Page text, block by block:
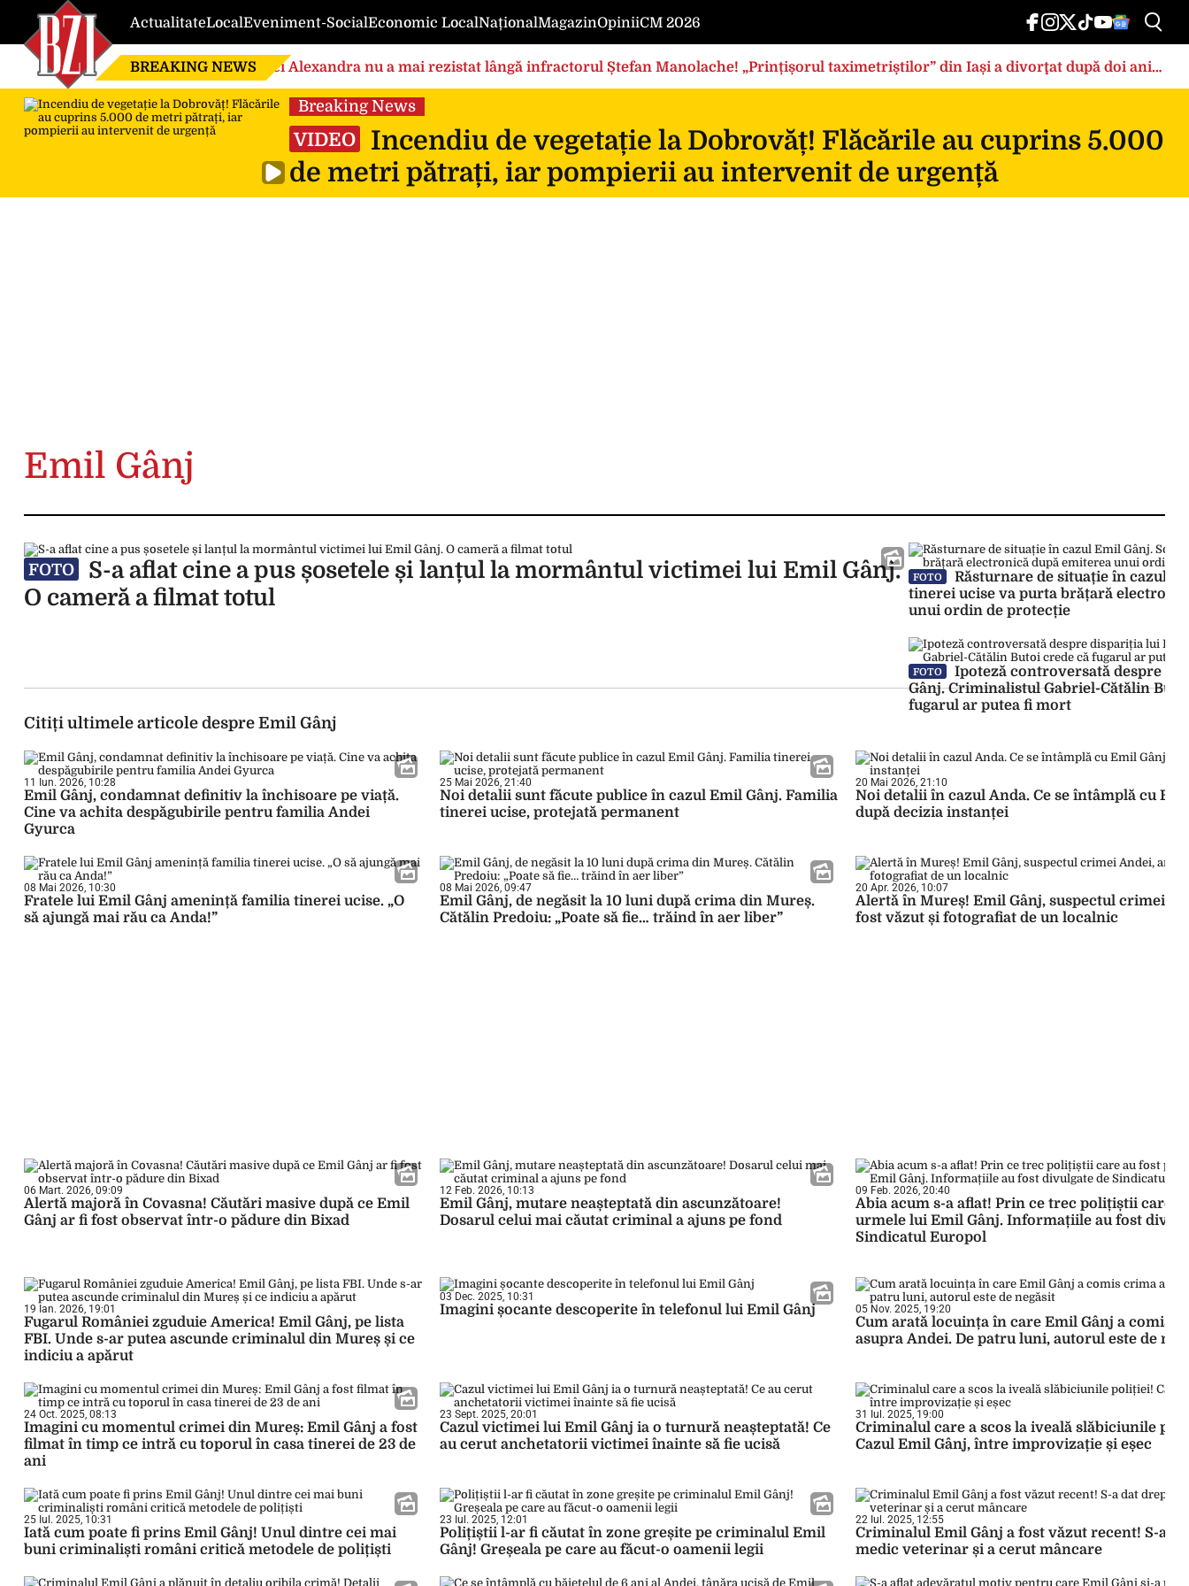
ActualitateLocalEveniment-SocialEconomic LocalNaționalMagazinOpiniiCM 2026
BREAKING NEWS Nici Alexandra nu a mai rezistat lângă infractorul Ștefan Manolache! „Prințișorul taximetriștilor” din Iași a divorţat după doi ani
de căsnicie
Breaking News
VIDEO
Incendiu de vegetație la Dobrovăț! Flăcările au cuprins 5.000
de metri pătrați, iar pompierii au intervenit de urgență
Emil Gânj
FOTO
S-a aflat cine a pus șosetele și lanțul la mormântul victimei lui Emil Gânj.
O cameră a filmat totul
FOTO
Răsturnare de situație în cazul
tinerei ucise va purta brățară
unui ordin de protecție
FOTO
Ipoteză controversată despre
Gânj. Criminalistul Gabriel-Cătălin
fugarul ar putea fi mort
Citiți ultimele articole despre Emil Gânj
11 Iun. 2026, 10:28
Emil Gânj, condamnat definitiv la închisoare pe viață.
Cine va achita despăgubirile pentru familia Andei
Gyurca
25 Mai 2026, 21:40
Noi detalii sunt făcute publice în cazul Emil Gânj. Familia
tinerei ucise, protejată permanent
20 Mai 2026, 21:10
Noi detalii în cazul Anda. Ce se întâmplă cu
după decizia instanței
08 Mai 2026, 10:30
Fratele lui Emil Gânj amenință familia tinerei ucise. „O
să ajungă mai rău ca Anda!”
08 Mai 2026, 09:47
Emil Gânj, de negăsit la 10 luni după crima din Mureș.
Cătălin Predoiu: „Poate să fie… trăind în aer liber”
20 Apr. 2026, 10:07
Alertă în Mureș! Emil Gânj, suspectul crimei
fost văzut și fotografiat de un localnic
06 Mart. 2026, 09:09
Alertă majoră în Covasna! Căutări masive după ce Emil
Gânj ar fi fost observat într-o pădure din Bixad
12 Feb. 2026, 10:13
Emil Gânj, mutare neașteptată din ascunzătoare!
Dosarul celui mai căutat criminal a ajuns pe fond
09 Feb. 2026, 20:40
Abia acum s-a aflat! Prin ce trec polițiștii care
urmele lui Emil Gânj. Informațiile au fost
Sindicatul Europol
19 Ian. 2026, 19:01
Fugarul României zguduie America! Emil Gânj, pe lista
FBI. Unde s-ar putea ascunde criminalul din Mureș și ce
indiciu a apărut
03 Dec. 2025, 10:31
Imagini șocante descoperite în telefonul lui Emil Gânj 05 Nov. 2025, 19:20
Cum arată locuința în care Emil Gânj a comis
asupra Andei. De patru luni, autorul este de
24 Oct. 2025, 08:13
Imagini cu momentul crimei din Mureș: Emil Gânj a fost
filmat în timp ce intră cu toporul în casa tinerei de 23 de
ani
23 Sept. 2025, 20:01
Cazul victimei lui Emil Gânj ia o turnură neașteptată! Ce
au cerut anchetatorii victimei înainte să fie ucisă
31 Iul. 2025, 19:00
Criminalul care a scos la iveală slăbiciunile
Cazul Emil Gânj, între improvizație și eșec
25 Iul. 2025, 10:31
Iată cum poate fi prins Emil Gânj! Unul dintre cei mai
buni criminaliști români critică metodele de polițiști
23 Iul. 2025, 12:01
Polițiștii l-ar fi căutat în zone greșite pe criminalul Emil
Gânj! Greșeala pe care au făcut-o oamenii legii
22 Iul. 2025, 12:55
Criminalul Emil Gânj a fost văzut recent! S-a
medic veterinar și a cerut mâncare